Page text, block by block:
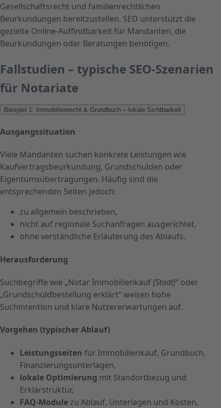
Gesellschaftsrecht und familienrechtlichen
Beurkundungen bereitzustellen. SEO unterstützt die
gezielte Online-Auffindbarkeit für Mandanten, die
Beurkundungen oder Beratungen benötigen.
Fallstudien – typische SEO-Szenarien
für Notariate
Beispiel 1: Immobilienrecht & Grundbuch – lokale Sichtbarkeit
Ausgangssituation
Viele Mandanten suchen konkrete Leistungen wie
Kaufvertragsbeurkundung, Grundschulden oder
Eigentumsübertragungen. Häufig sind die
entsprechenden Seiten jedoch:
zu allgemein beschrieben,
nicht auf regionale Suchanfragen ausgerichtet,
ohne verständliche Erläuterung des Ablaufs.
Herausforderung
Suchbegriffe wie „Notar Immobilienkauf[Stadt]“ oder
„Grundschuldbestellung erklärt“ weisen hohe
Suchintention und klare Nutzererwartungen auf.
Vorgehen (typischer Ablauf)
Leistungsseiten für Immobilienkauf, Grundbuch,
Finanzierungsunterlagen,
lokale Optimierung mit Standortbezug und
Erklärstruktur,
FAQ-Modulezu Ablauf, Unterlagen und Kosten,